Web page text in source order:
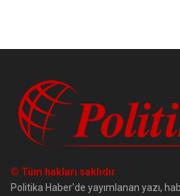
© Tüm hakları saklıdır
Politika Haber'de yayımlanan yazı,